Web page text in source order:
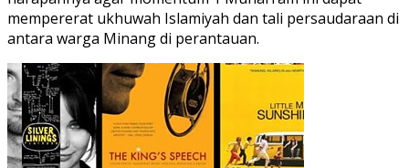
mempererat ukhuwah Islamiyah dan tali persaudaraan di
antara warga Minang di perantauan.